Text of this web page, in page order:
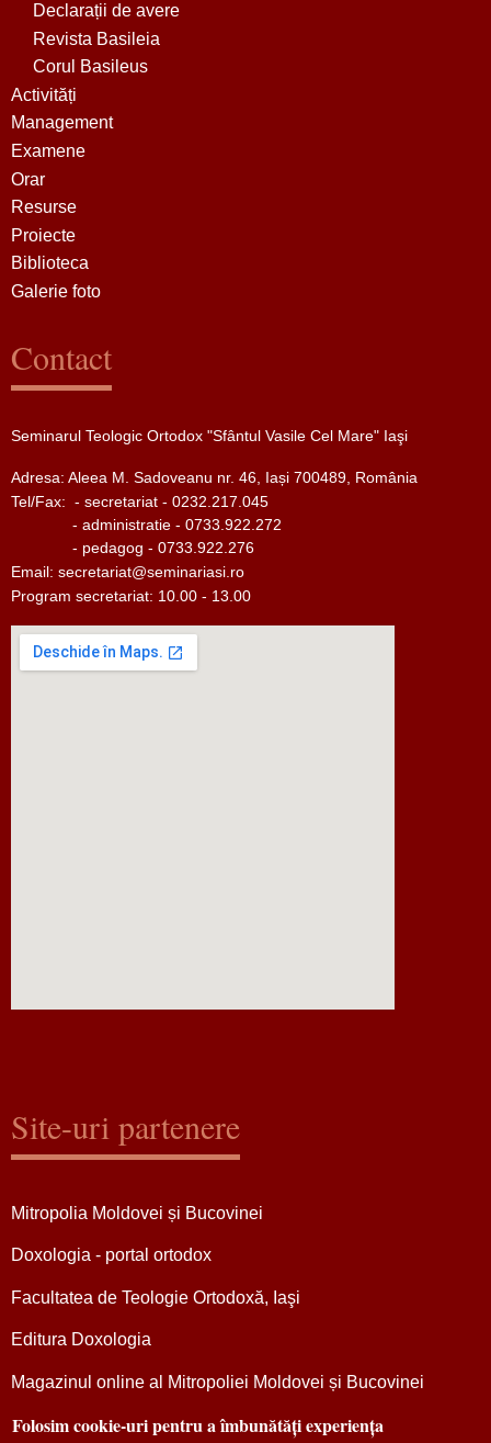
Declarații de avere
Revista Basileia
Corul Basileus
Activități
Management
Examene
Orar
Resurse
Proiecte
Biblioteca
Galerie foto
Contact
Seminarul Teologic Ortodox "Sfântul Vasile Cel Mare" Iaşi
Adresa: Aleea M. Sadoveanu nr. 46, Iași 700489, România
Tel/Fax: - secretariat - 0232.217.045
- administratie - 0733.922.272
- pedagog - 0733.922.276
Email: secretariat@seminariasi.ro
Program secretariat: 10.00 - 13.00
Site-uri partenere
Mitropolia Moldovei și Bucovinei
Doxologia - portal ortodox
Facultatea de Teologie Ortodoxă, Iaşi
Editura Doxologia
Magazinul online al Mitropoliei Moldovei și Bucovinei
Centrul Mitropolitan de Pelerinaj „Sfânta Parascheva”
Folosim cookie-uri pentru a îmbunătăți experiența